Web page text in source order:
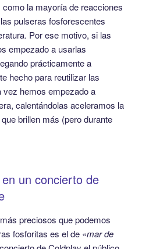
como la mayoría de reacciones
pulseras fosforescentes
Por ese motivo, si las
empezado a usarlas
prácticamente a
hecho para reutilizar las
vez hemos empezado a
calentándolas aceleramos la
brillen más (pero durante
un concierto de
preciosos que podemos
fosforitas es el de «mar de